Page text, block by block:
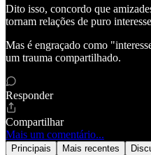
Dito isso, concordo que
tornam relações de puro
Mas é engraçado como
um trauma compartilhado.
Responder
Compartilhar
Mais um comentário...
Principais Mais recentes